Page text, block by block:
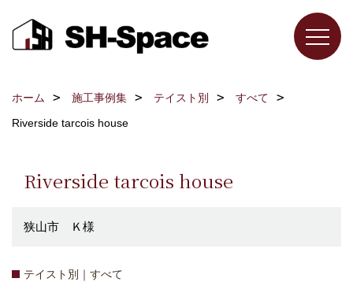
ホーム 施工事例集 テイスト別
すべて
Riverside tarcois house
Riverside tarcois house
狭山市 Ｋ様
テイスト別｜すべて